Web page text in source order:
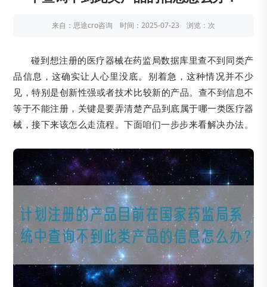
来自：思途cro咨询 时间：2025-07-23 浏览： 次
碰到想注册的医疗器械在药监局数据库里查不到同类产
品信息，这确实让人心里没底。别着急，这种情况并不少
见，特别是创新性强或者技术比较新的产品。查不到信息不
等于不能注册，关键是要弄清楚产品到底属于哪一类医疗器
械，接下来该怎么走流程。下面咱们一步步来看解决办法。